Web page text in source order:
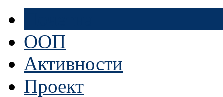
ООП
Активности
Проект